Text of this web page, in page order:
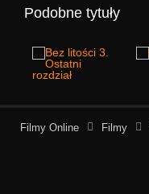
Podobne tytuły
Filmy Online Filmy